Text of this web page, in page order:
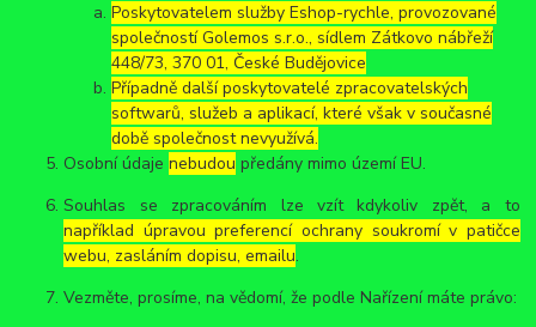
Poskytovatelem služby Eshop-rychle, provozované
společností Golemos s.r.o., sídlem Zátkovo nábřeží
448/73, 370 01, České Budějovice
Případně další poskytovatelé zpracovatelských
softwarů, služeb a aplikací, které však v současné
době společnost nevyužívá.
Osobní údajenebudou předány mimo území EU.
Souhlas se zpracováním lze vzít kdykoliv zpět, a to
například úpravou preferencí ochrany soukromí v patičce
webu, zasláním dopisu, emailu.
Vezměte, prosíme, na vědomí, že podle Nařízení máte právo: